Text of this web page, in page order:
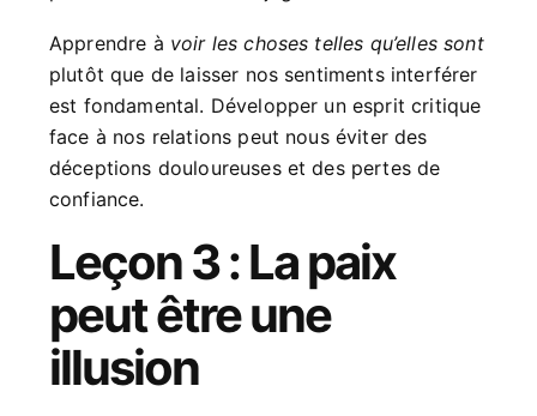
Apprendre à voir les choses telles qu’elles sont
plutôt que de laisser nos sentiments interférer
est fondamental. Développer un esprit critique
face à nos relations peut nous éviter des
déceptions douloureuses et des pertes de
confiance.
Leçon 3 : La paix
peut être une
illusion